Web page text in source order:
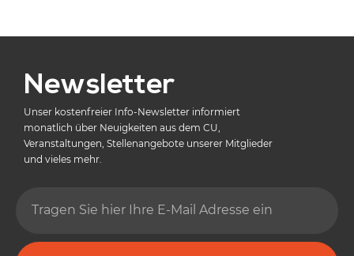
Newsletter
Unser kostenfreier Info-Newsletter informiert
monatlich über Neuigkeiten aus dem CU,
Veranstaltungen, Stellenangebote unserer Mitglieder
und vieles mehr.